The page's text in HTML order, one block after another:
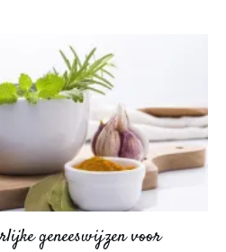
geneeswijzen voor